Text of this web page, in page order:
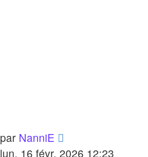
par NanniE
lun. 16 févr. 2026 12:23